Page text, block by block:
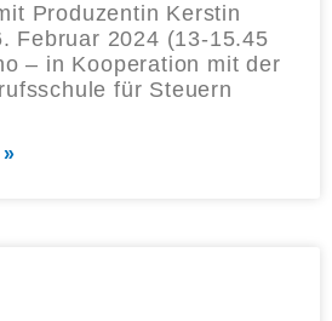
Produzentin Kerstin
Februar 2024 (13-15.45
– in Kooperation mit der
für Steuern